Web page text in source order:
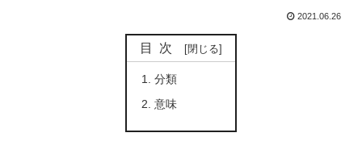
2021.06.26
目次
分類
意味